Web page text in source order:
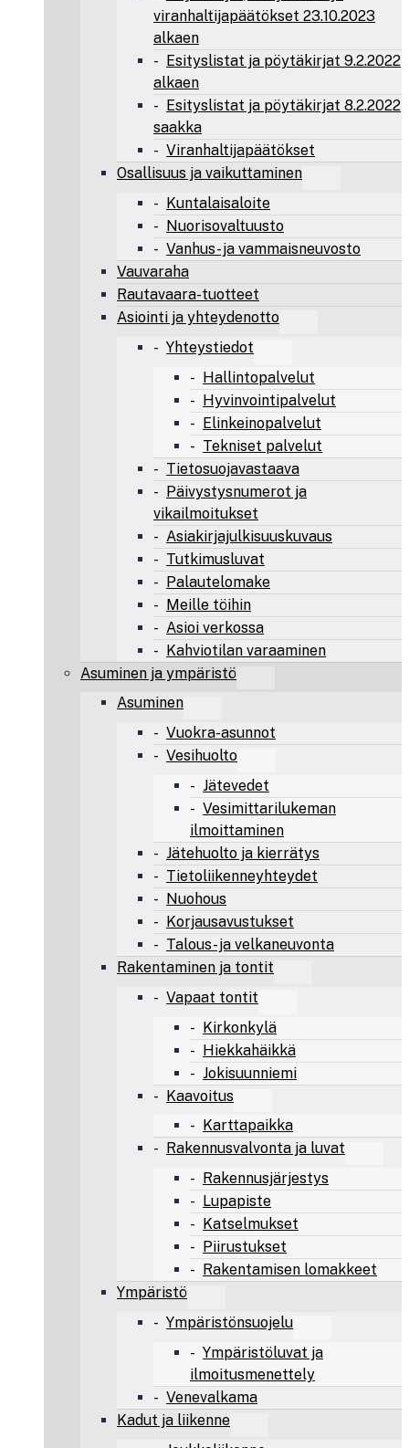
viranhaltijapäätökset 23.10.2023
alkaen
Esityslistat ja pöytäkirjat 9.2.2022
alkaen
Esityslistat ja pöytäkirjat 8.2.2022
saakka
Viranhaltijapäätökset
Osallisuus ja vaikuttaminen
Kuntalaisaloite
Nuorisovaltuusto
Vanhus- ja vammaisneuvosto
Vauvaraha
Rautavaara-tuotteet
Asiointi ja yhteydenotto
Yhteystiedot
Hallintopalvelut
Hyvinvointipalvelut
Elinkeinopalvelut
Tekniset palvelut
Tietosuojavastaava
Päivystysnumerot ja
vikailmoitukset
Asiakirjajulkisuuskuvaus
Tutkimusluvat
Palautelomake
Meille töihin
Asioi verkossa
Kahviotilan varaaminen
Asuminen ja ympäristö
Asuminen
Vuokra-asunnot
Vesihuolto
Jätevedet
Vesimittarilukeman
ilmoittaminen
Jätehuolto ja kierrätys
Tietoliikenneyhteydet
Nuohous
Korjausavustukset
Talous- ja velkaneuvonta
Rakentaminen ja tontit
Vapaat tontit
Kirkonkylä
Hiekkahäikkä
Jokisuunniemi
Kaavoitus
Karttapaikka
Rakennusvalvonta ja luvat
Rakennusjärjestys
Lupapiste
Katselmukset
Piirustukset
Rakentamisen lomakkeet
Ympäristö
Ympäristönsuojelu
Ympäristöluvat ja
ilmoitusmenettely
Venevalkama
Kadut ja liikenne